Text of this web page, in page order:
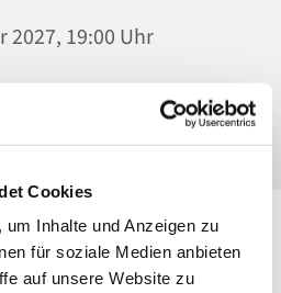
Cookies
Inhalte und Anzeigen zu
für soziale Medien anbieten
auf unsere Website zu
2027, 19:00 Uhr
13189